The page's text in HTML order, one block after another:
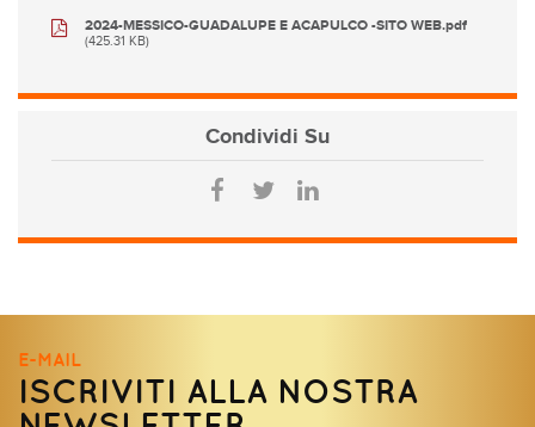
2024-MESSICO-GUADALUPE E ACAPULCO -SITO WEB.pdf
(425.31 KB)
Condividi Su
E-MAIL
ISCRIVITI ALLA NOSTRA